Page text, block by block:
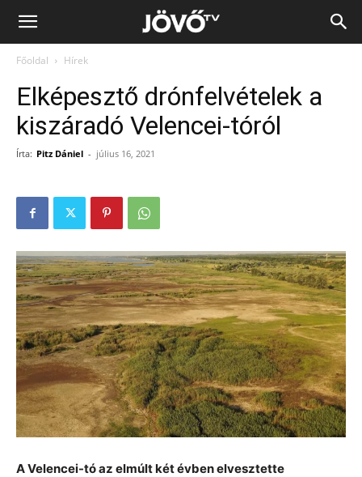
Jövő
Főoldal Hírek
Elképesztő drónfelvételek a
kiszáradó Velencei-tóról
Írta: Pitz Dániel - július 16, 2021
A Velencei-tó az elmúlt két évben elvesztette